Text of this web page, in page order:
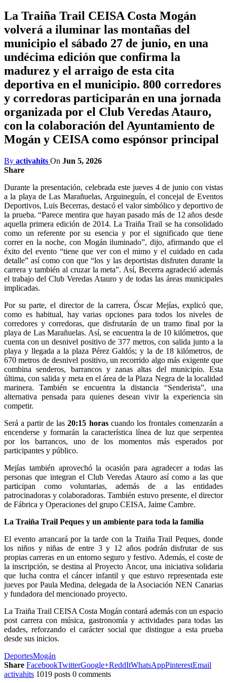
La Traiña Trail CEISA Costa Mogán
volverá a iluminar las montañas del
municipio el sábado 27 de junio, en una
undécima edición que confirma la
madurez y el arraigo de esta cita
deportiva en el municipio. 800 corredores
y corredoras participarán en una jornada
organizada por el Club Veredas Atauro,
con la colaboración del Ayuntamiento de
Mogán y CEISA como espónsor principal
By activahits On Jun 5, 2026
Share
Durante la presentación, celebrada este jueves 4 de junio con vistas
a la playa de Las Marañuelas, Arguineguín, el concejal de Eventos
Deportivos, Luis Becerras, destacó el valor simbólico y deportivo de
la prueba. “Parece mentira que hayan pasado más de 12 años desde
aquella primera edición de 2014. La Traiña Trail se ha consolidado
como un referente por su esencia y por el significado que tiene
correr en la noche, con Mogán iluminado”, dijo, afirmando que el
éxito del evento “tiene que ver con el mimo y el cuidado en cada
detalle” así como con que “los y las deportistas disfruten durante la
carrera y también al cruzar la meta”. Así, Becerra agradeció además
el trabajo del Club Veredas Atauro y de todas las áreas municipales
implicadas.
Por su parte, el director de la carrera, Óscar Mejías, explicó que,
como es habitual, hay varias opciones para todos los niveles de
corredores y corredoras, que disfrutarán de un tramo final por la
playa de Las Marañuelas. Así, se encuentra la de 10 kilómetros, que
cuenta con un desnivel positivo de 377 metros, con salida junto a la
playa y llegada a la plaza Pérez Galdós; y la de 18 kilómetros, de
670 metros de desnivel positivo, un recorrido algo más exigente que
combina senderos, barrancos y zanas altas del municipio. Esta
última, con salida y meta en el área de la Plaza Negra de la localidad
marinera. También se encuentra la distancia “Senderista”, una
alternativa pensada para quienes desean vivir la experiencia sin
competir.
Será a partir de las20:15 horascuando los frontales comenzarán a
encenderse y formarán la característica línea de luz que serpentea
por los barrancos, uno de los momentos más esperados por
participantes y público.
Mejías también aprovechó la ocasión para agradecer a todas las
personas que integran el Club Veredas Atauro así como a las que
participan como voluntarias, además de a las entidades
patrocinadoras y colaboradoras. También estuvo presente, el director
de Fábrica y Operaciones del grupo CEISA, Jaime Cambre.
La Traiña Trail Peques y un ambiente para toda la familia
El evento arrancará por la tarde con la Traiña Trail Peques, donde
los niños y niñas de entre 3 y 12 años podrán disfrutar de sus
propias carreras en un entorno seguro y festivo. Además, el coste de
la inscripción, se destina al Proyecto Ancor, una iniciativa solidaria
que lucha contra el cáncer infantil y que estuvo representada este
jueves por Paula Medina, delegada de la Asociación NEN Canarias
y fundadora del mencionado proyecto.
La Traiña Trail CEISA Costa Mogán contará además con un espacio
post carrera con música, gastronomía y actividades para todas las
edades, reforzando el carácter social que distingue a esta prueba
desde sus inicios.
DeportesMogán
Share FacebookTwitterGoogle+ReddItWhatsAppPinterestEmail
activahits 1019 posts 0 comments